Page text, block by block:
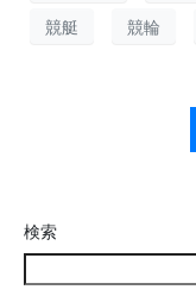
競艇 競輪
検索